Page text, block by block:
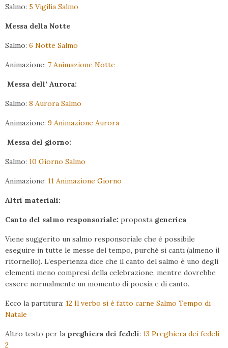
Salmo: 5 Vigilia Salmo
Messa della Notte
Salmo: 6 Notte Salmo
Animazione: 7 Animazione Notte
Messa dell’ Aurora:
Salmo: 8 Aurora Salmo
Animazione: 9 Animazione Aurora
Messa del giorno:
Salmo: 10 Giorno Salmo
Animazione: 11 Animazione Giorno
Altri materiali:
Canto del salmo responsoriale: proposta generica
Viene suggerito un salmo responsoriale che è possibile
eseguire in tutte le messe del tempo, purché si canti (almeno il
ritornello). L’esperienza dice che il canto del salmo è uno degli
elementi meno compresi della celebrazione, mentre dovrebbe
essere normalmente un momento di poesia e di canto.
Ecco la partitura: 12 Il verbo si è fatto carne Salmo Tempo di
Natale
Altro testo per la preghiera dei fedeli: 13 Preghiera dei fedeli
2